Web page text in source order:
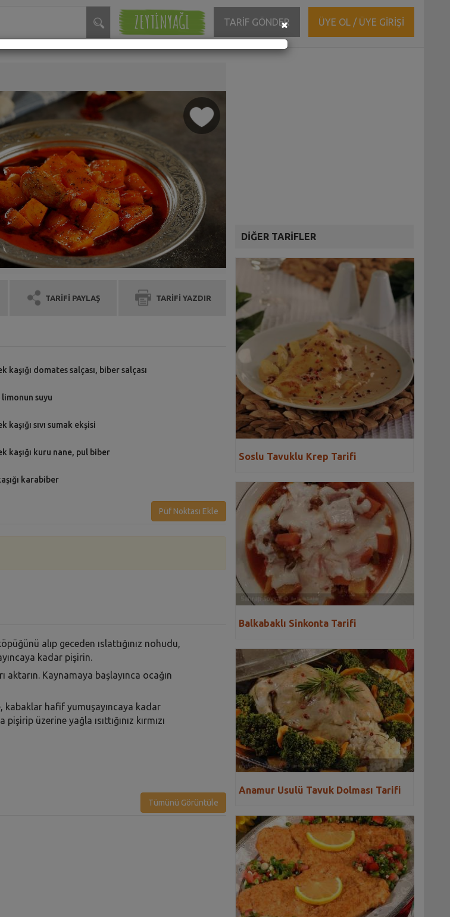
ZEYTİNYAĞI TARİF GÖNDER ÜYE OL / ÜYE GİRİŞİ
TARİFİ PAYLAŞ TARİFİ YAZDIR
kaşığı domates salçası, biber salçası
suyu
kaşığı sıvı sumak ekşisi
kaşığı kuru nane, pul biber
karabiber
Püf Noktası Ekle
alıp geceden ıslattığınız nohudu,
kadar pişirin.
aktarın. Kaynamaya başlayınca ocağın
kabaklar hafif yumuşayıncaya kadar
üzerine yağla ısıttığınız kırmızı
Tümünü Görüntüle
DİĞER TARİFLER
Soslu Tavuklu Krep Tarifi
Balkabaklı Sinkonta Tarifi
Anamur Usulü Tavuk Dolması Tarifi
×Close